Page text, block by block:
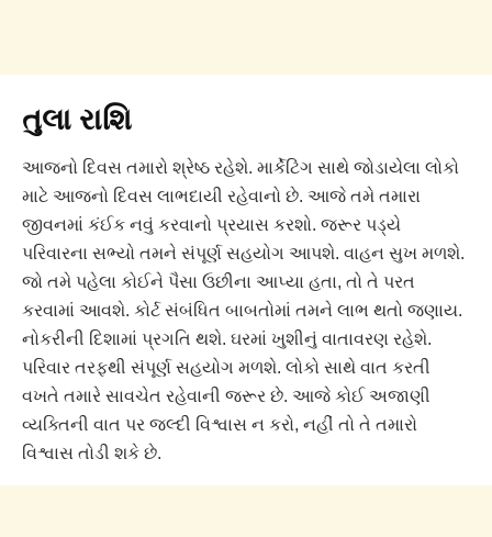
તુલા રાશિ
આજનો દિવસ તમારો શ્રેષ્ઠ રહેશે. માર્કેટિંગ સાથે જોડાયેલા લોકો
માટે આજનો દિવસ લાભદાયી રહેવાનો છે. આજે તમે તમારા
જીવનમાં કંઈક નવું કરવાનો પ્રયાસ કરશો. જરૂર પડ્યે
પરિવારના સભ્યો તમને સંપૂર્ણ સહયોગ આપશે. વાહન સુખ મળશે.
જો તમે પહેલા કોઈને પૈસા ઉછીના આપ્યા હતા, તો તે પરત
કરવામાં આવશે. કોર્ટ સંબંધિત બાબતોમાં તમને લાભ થતો જણાય.
નોકરીની દિશામાં પ્રગતિ થશે. ઘરમાં ખુશીનું વાતાવરણ રહેશે.
પરિવાર તરફથી સંપૂર્ણ સહયોગ મળશે. લોકો સાથે વાત કરતી
વખતે તમારે સાવચેત રહેવાની જરૂર છે. આજે કોઈ અજાણી
વ્યક્તિની વાત પર જલ્દી વિશ્વાસ ન કરો, નહીં તો તે તમારો
વિશ્વાસ તોડી શકે છે.